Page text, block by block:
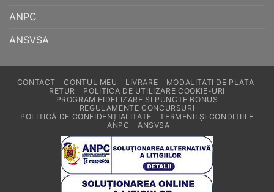
ANPC
ANSVSA
CONTACT CONTUL MEU LIVRARE
MODALITATI DE PLATA
RETUR
POLITICA DE UTILIZARE COOKIE-URI
PROGRAM FIDELIZARE SI PUNCTE BONUS
REGULAMENTE CONCURSURI
POLITICĂ DE CONFIDENȚIALITATE
TERMENII ȘI CONDIȚIILE
ANPC
ANSVSA